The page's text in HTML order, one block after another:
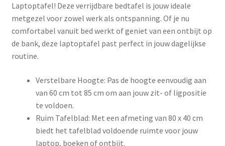
Laptoptafel! Deze verrijdbare bedtafel is jouw ideale
metgezel voor zowel werk als ontspanning. Of je nu
comfortabel vanuit bed werkt of geniet van een ontbijt op
de bank, deze laptoptafel past perfect in jouw dagelijkse
routine.
Verstelbare Hoogte: Pas de hoogte eenvoudig aan
van 60 cm tot 85 cm om aan jouw zit- of ligpositie
te voldoen.
Ruim Tafelblad: Met een afmeting van 80 x 40 cm
biedt het tafelblad voldoende ruimte voor jouw
laptop, boeken of ontbijt.